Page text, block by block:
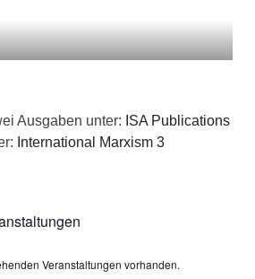
Ausgaben unter: ISA Publications
International Marxism 3
Veranstaltungen vorhanden.